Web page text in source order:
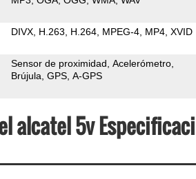
DIVX H.263 H.264 MPEG-4 MP4 XVID
Sensor de proximidad Acelerómetro
Brújula GPS A-GPS
alcatel 5v